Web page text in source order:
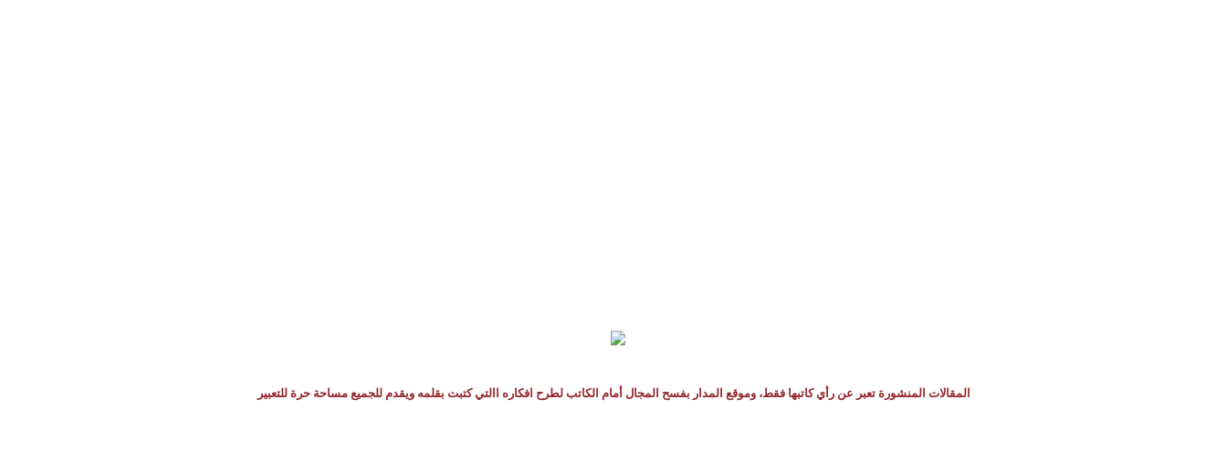
المقالات المنشورة تعبر عن رأي كاتبها فقط، وموقع المدار بفسح المجال أمام الكاتب لطرح افكاره االتي كتبت بقلمه ويقدم للجميع مساحة حرة للتعبير